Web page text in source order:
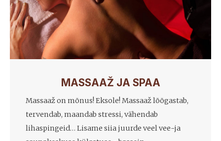
MASSAAŽ JA SPAA
Massaaž on mõnus! Eksole! Massaaž lõõgastab,
tervendab, maandab stressi, vähendab
lihaspingeid… Lisame siia juurde veel vee-ja